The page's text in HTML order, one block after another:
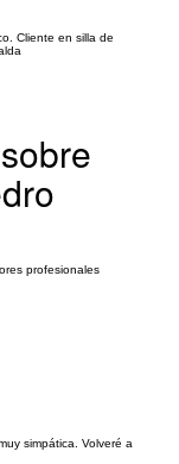
Cliente en silla de
profesionales
simpática. Volveré a